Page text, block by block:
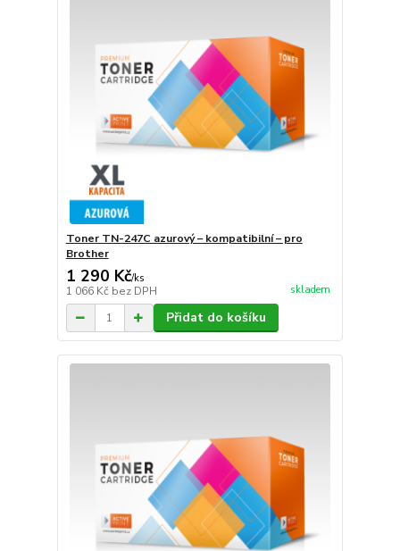
Toner TN-247C azurový – kompatibilní – pro
Brother
1 290 Kč/ks
1 066 Kč bez DPH skladem
Přidat do košíku